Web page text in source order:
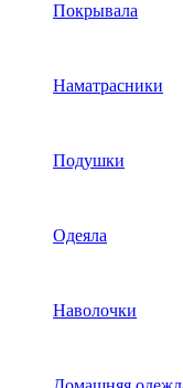
Покрывала
Наматрасники
Подушки
Одеяла
Наволочки